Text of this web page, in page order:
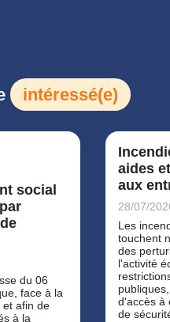
intéressé(e)
social
du 06
face à la
et afin de
à la
aides
aux
28/07/
Les
touchent
des
l'activité
d'accès à
de